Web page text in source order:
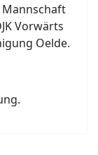
Mannschaft
Vorwärts
Oelde.